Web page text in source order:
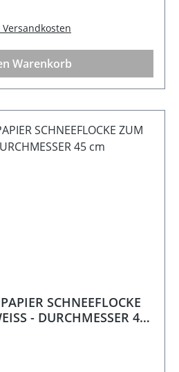
Warenkorb
SCHNEEFLOCKE
- DURCHMESSER 45